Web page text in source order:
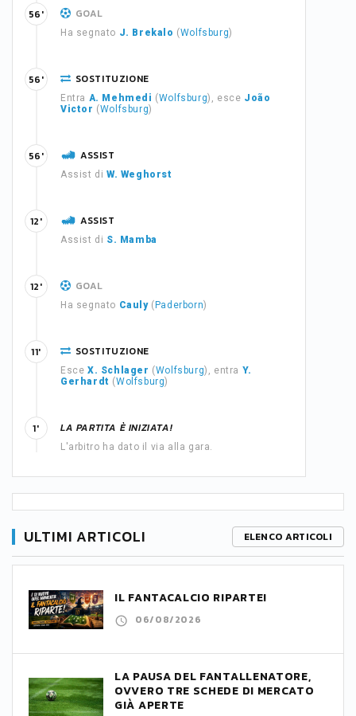
GOAL
Ha segnato J. Brekalo (Wolfsburg)
56'
SOSTITUZIONE
Entra A. Mehmedi (Wolfsburg), esce João
Victor (Wolfsburg)
56'
ASSIST
Assist di W. Weghorst
56'
ASSIST
Assist di S. Mamba
12'
GOAL
Ha segnato Cauly( Paderborn)
12'
SOSTITUZIONE
Esce X. Schlager (Wolfsburg), entra Y.
Gerhardt (Wolfsburg)
11'
LA PARTITA È INIZIATA!
L'arbitro ha dato il via alla gara.
1'
ULTIMI ARTICOLI ELENCO ARTICOLI
IL FANTACALCIO RIPARTE!
06/08/2026
LA PAUSA DEL FANTALLENATORE,
OVVERO TRE SCHEDE DI MERCATO
GIÀ APERTE